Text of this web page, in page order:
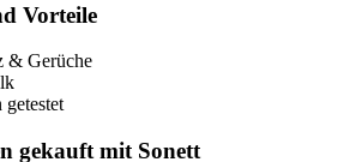
Vorteile
& Gerüche
gekauft mit Sonett